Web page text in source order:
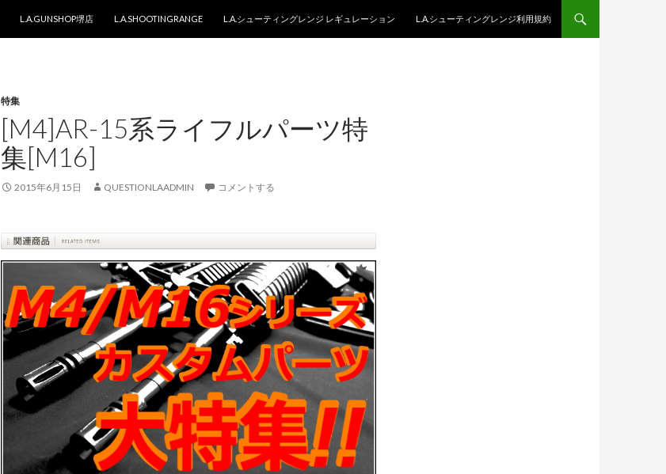
L.A.GUNSHOP堺店
L.A.SHOOTINGRANGE L.A.シューティングレンジ レギュレーション L.A.シューティングレンジ利用規約
特集
[M4]AR-15系ライフルパーツ特
集[M16]
2015年6月15日 QUESTIONLAADMIN コメントする